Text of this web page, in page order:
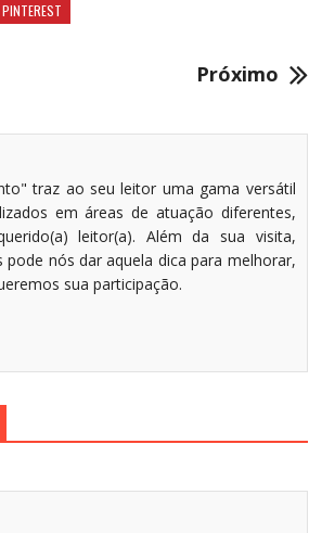
PINTEREST
Próximo
traz ao seu leitor uma gama versátil
em áreas de atuação diferentes,
leitor(a). Além da sua visita,
nós dar aquela dica para melhorar,
sua participação.